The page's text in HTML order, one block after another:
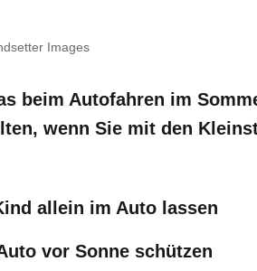
Images
beim Autofahren im
wenn Sie mit den
allein im Auto lassen
vor Sonne schützen